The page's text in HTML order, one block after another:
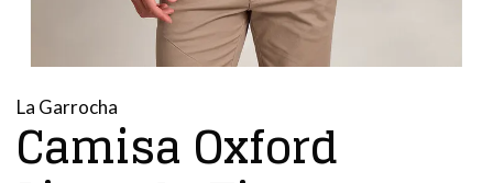
La Garrocha
Camisa Oxford